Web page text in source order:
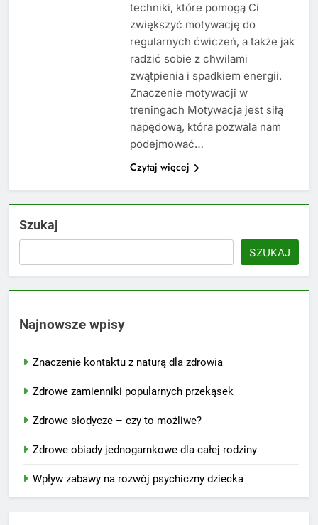
techniki, które pomogą Ci
zwiększyć motywację do
regularnych ćwiczeń, a także jak
radzić sobie z chwilami
zwątpienia i spadkiem energii.
Znaczenie motywacji w
treningach Motywacja jest siłą
napędową, która pozwala nam
podejmować…
Czytaj więcej
Szukaj
SZUKAJ
Najnowsze wpisy
Znaczenie kontaktu z naturą dla zdrowia
Zdrowe zamienniki popularnych przekąsek
Zdrowe słodycze – czy to możliwe?
Zdrowe obiady jednogarnkowe dla całej rodziny
Wpływ zabawy na rozwój psychiczny dziecka